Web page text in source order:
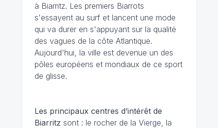
à Biarritz. Les premiers Biarrots
s'essayent au surf et lancent une mode
qui va durer en s'appuyant sur la qualité
des vagues de la côte Atlantique.
Aujourd'hui, la ville est devenue un des
pôles européens et mondiaux de ce sport
de glisse.
Les principaux centres d’intérêt de
Biarritz sont : le rocher de la Vierge, la